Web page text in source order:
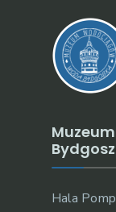
Hala